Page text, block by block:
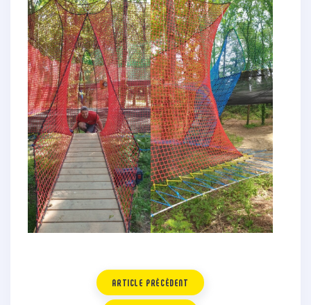
ARTICLE PRÉCÉDENT